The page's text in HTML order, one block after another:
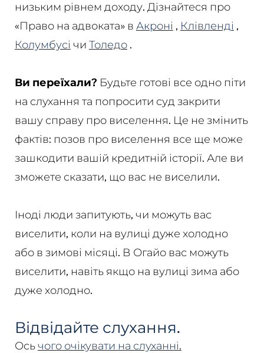
низьким рівнем доходу. Дізнайтеся про
«Право на адвоката» в Акроні , Клівленді ,
Колумбусі чи Толедо.
Ви переїхали? Будьте готові все одно піти
на слухання та попросити суд закрити
вашу справу про виселення. Це не змінить
фактів: позов про виселення все ще може
зашкодити вашій кредитній історії. Але ви
зможете сказати, що вас не виселили.
Іноді люди запитують, чи можуть вас
виселити, коли на вулиці дуже холодно
або в зимові місяці. В Огайо вас можуть
виселити, навіть якщо на вулиці зима або
дуже холодно.
Відвідайте слухання.
Осьчого очікувати на слуханні.